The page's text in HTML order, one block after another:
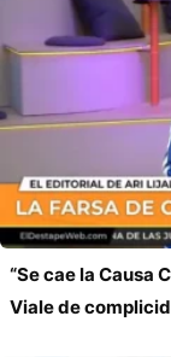
“Se cae la Causa
Viale de